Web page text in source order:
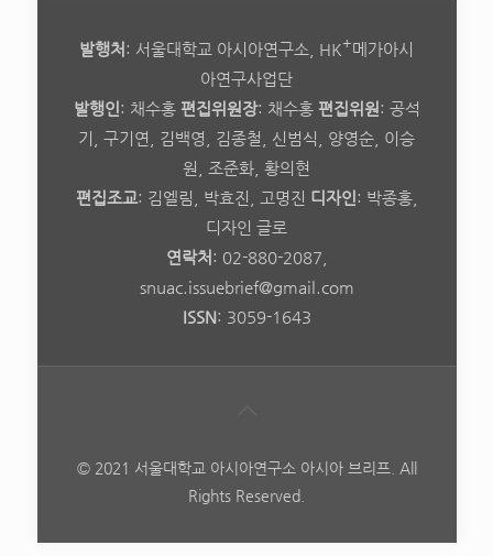
발행처 : 서울대학교 아시아연구소, HK+메가아시
아연구사업단
발행인: 채수홍 편집위원장: 채수홍 편집위원: 공석
기, 구기연, 김백영, 김종철, 신범식, 양영순, 이승
원, 조준화, 황의현
편집조교: 김엘림, 박효진, 고명진 디자인: 박종홍,
디자인 글로
연락처 : 02-880-2087,
snuac.issuebrief@gmail.com
ISSN: 3059-1643
© 2021 서울대학교 아시아연구소 아시아 브리프. All
Rights Reserved.